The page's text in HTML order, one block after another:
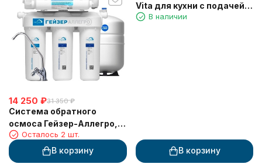
14 250 ₽31 350 ₽
Система обратного
осмоса Гейзер-Аллегро,(
метал бак 12л.)
Осталось 2 шт.
В корзину
Vita для кухни с подачей
фильтрованной воды и
В наличии
В корзину